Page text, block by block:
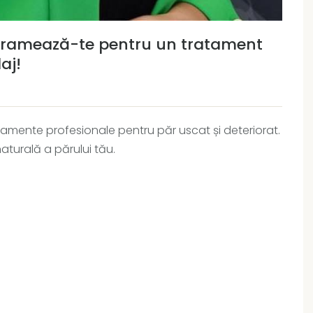
te pentru un tratament
profesionale pentru păr uscat și deteriorat.
a părului tău.